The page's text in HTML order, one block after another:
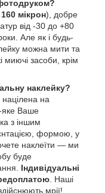
160 мікрон), добре
від -30 до +80
Але як і будь-
можна мити та
миючі засоби, крім
наклейку?
на
яке Ваше
з іншим
формою, у
наклеїти — ми
буде
Індивідуальні
. Наші
мрії!